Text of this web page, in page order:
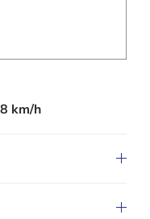
km/h